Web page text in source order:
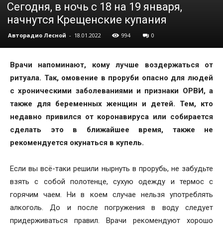
Сегодня, в ночь с 18 на 19 января,
начнутся Крещенские купания
Авторадио Лесной - 18.01.2022 994 0
Врачи напоминают, кому лучше воздержаться от
ритуала. Так, омовение в проруби опасно для людей
с хроническими заболеваниями и признаки ОРВИ, а
также для беременных женщин и детей. Тем, кто
недавно привился от коронавируса или собирается
сделать это в ближайшее время, также не
рекомендуется окунаться в купель.
Если вы всё-таки решили нырнуть в прорубь, не забудьте
взять с собой полотенце, сухую одежду и термос с
горячим чаем. Ни в коем случае нельзя употреблять
алкоголь. До и после погружения в воду следует
придерживаться правил. Врачи рекомендуют хорошо